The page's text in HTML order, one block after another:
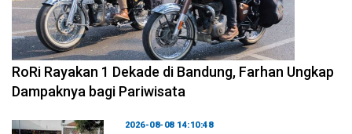
2026-08-09 09:55:44
RoRi Rayakan 1 Dekade di Bandung, Farhan Ungkap
Dampaknya bagi Pariwisata
2026-08-08 14:10:48